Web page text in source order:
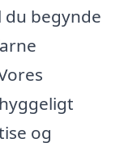
du begynde
og